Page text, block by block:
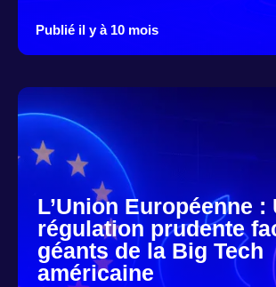
Publié il y à 10 mois
L’Union Européenne :
régulation prudente
géants de la Big Tech
américaine